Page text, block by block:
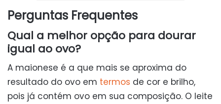
Perguntas Frequentes
Qual a melhor opção para dourar
igual ao ovo?
A maionese é a que mais se aproxima do
resultado do ovo em termos de cor e brilho,
pois já contém ovo em sua composição. O leite